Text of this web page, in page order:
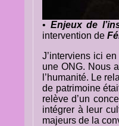
• Enjeux de
intervention de
J’interviens ici
une ONG. Nous
l’humanité. Le
de patrimoine
relève d’un
intégrer à leur
majeurs de la